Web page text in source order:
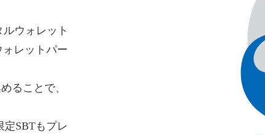
ウォレット
レットパー
ることで、
SBTもプレ